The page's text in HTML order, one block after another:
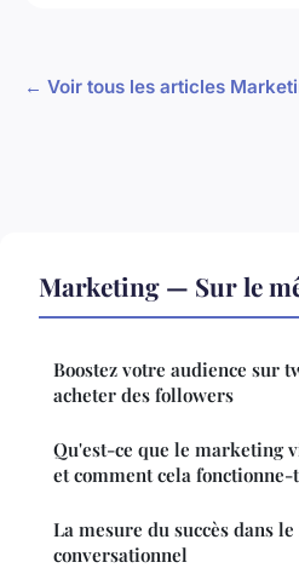
← Voir tous les articles
Marketing — Sur le
Boostez votre audience sur
acheter des followers
Qu'est-ce que le marketing
et comment cela
La mesure du succès dans
conversationnel